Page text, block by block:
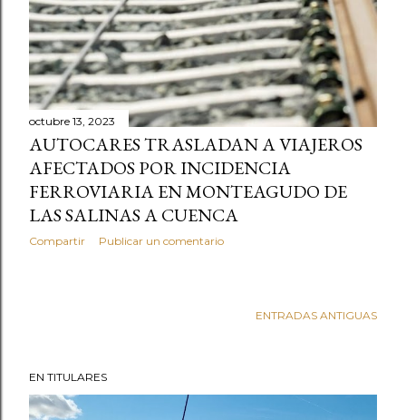
octubre 13, 2023
AUTOCARES TRASLADAN A VIAJEROS
AFECTADOS POR INCIDENCIA
FERROVIARIA EN MONTEAGUDO DE
LAS SALINAS A CUENCA
Compartir Publicar un comentario
ENTRADAS ANTIGUAS
EN TITULARES